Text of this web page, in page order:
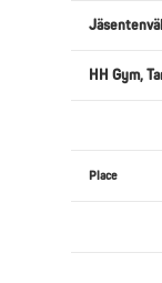
HH Gym,
Place